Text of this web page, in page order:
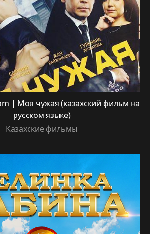
| Моя чужая (казахский фильм на
русском языке)
Казахские фильмы